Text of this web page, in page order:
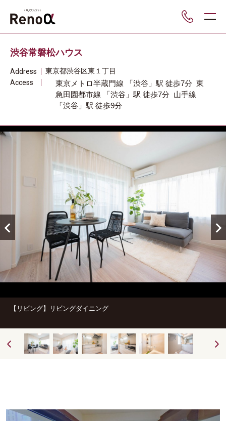
渋谷常磐松ハウス
Address 東京都渋谷区東１丁目
Access
東京メトロ半蔵門線 「渋谷」駅 徒歩7分 東
急田園都市線
「渋谷」駅 徒歩7分 山手線
「渋谷」駅 徒歩9分
【リビング】リビングダイニング